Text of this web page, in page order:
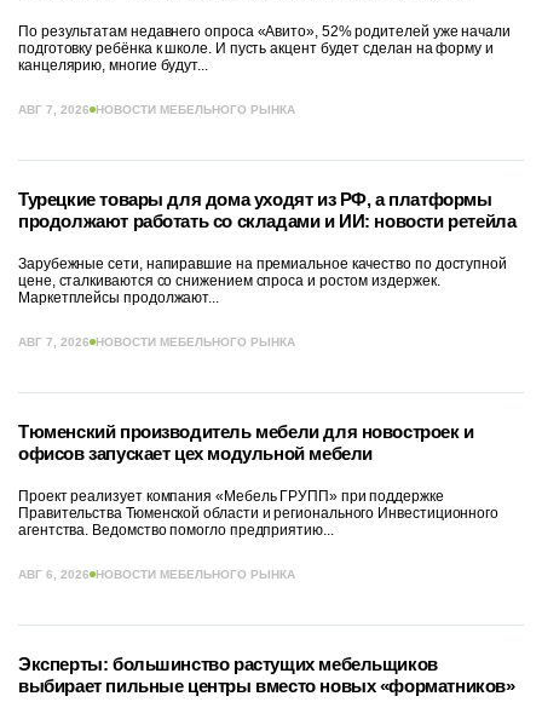
По результатам недавнего опроса «Авито», 52% родителей уже начали
подготовку ребёнка к школе. И пусть акцент будет сделан на форму и
канцелярию, многие будут...
АВГ 7, 2026 НОВОСТИ МЕБЕЛЬНОГО РЫНКА
Турецкие товары для дома уходят из РФ, а платформы
продолжают работать со складами и ИИ: новости ретейла
Зарубежные сети, напиравшие на премиальное качество по доступной
цене, сталкиваются со снижением спроса и ростом издержек.
Маркетплейсы продолжают...
АВГ 7, 2026 НОВОСТИ МЕБЕЛЬНОГО РЫНКА
Тюменский производитель мебели для новостроек и
офисов запускает цех модульной мебели
Проект реализует компания «Мебель ГРУПП» при поддержке
Правительства Тюменской области и регионального Инвестиционного
агентства. Ведомство помогло предприятию...
АВГ 6, 2026 НОВОСТИ МЕБЕЛЬНОГО РЫНКА
Эксперты: большинство растущих мебельщиков
выбирает пильные центры вместо новых «форматников»